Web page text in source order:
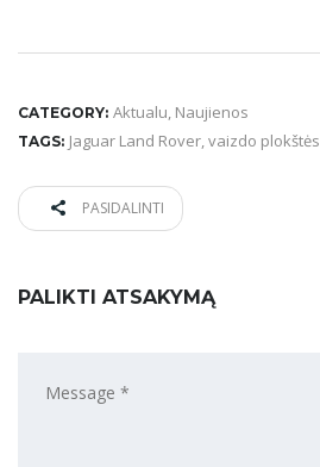
CATEGORY: Aktualu, Naujienos
TAGS: Jaguar Land Rover,vaizdo plokštės
PASIDALINTI
PALIKTI ATSAKYMĄ